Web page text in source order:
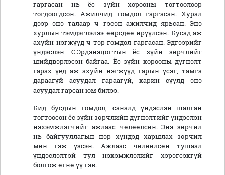
гаргасан нь ёс зүйн хорооны тогтоолоор
тогдоогдсон. Ажилчид гомдол гаргасан. Хурал
дээр энэ талаар ч гэсэн ажилчид ярьсан. Энэ
хурлын тэмдэглэлээ өөрсдөө ирүүлсэн. Бусад аж
ахуйн нэгжүүд ч тэр гомдол гаргасан. Эдгээрийг
үндэслэн С.Эрдэнэцогтын ёс зүйн зөрчлийг
шийдвэрлэсэн байгаа. Ёс зүйн хорооны дүгнэлт
гарах үед аж ахуйн нэгжүүд гарын үсэг, тамга
дараагүй асуудал гараагүй, харин сүүлд энэ
асуудал гарсан юм билээ.
Бид бусдын гомдол, саналд үндэслэн шалган
тогтоосон ёс зүйн зөрчлийн дүгнэлтийг үндэслэн
нэхэмжлэгчийг ажлаас чөлөөлсөн. Энэ зөрчил
нь байгууллагын нэр хүндэд харшлах зөрчил
мөн гэж үзсэн. Ажлаас чөлөөлсөн тушаал
үндэслэлтэй тул нэхэмжлэлийг хэрэгсэхгүй
болгож өгнө үү гэв.